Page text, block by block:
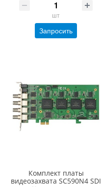
шт
Запросить
Комплект платы
видеозахвата SC590N4 SDI